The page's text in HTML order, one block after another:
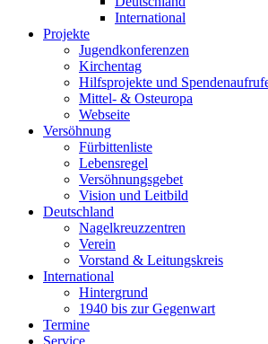
International
Projekte
Jugendkonferenzen
Kirchentag
Hilfsprojekte und
Mittel- & Osteuropa
Webseite
Versöhnung
Fürbittenliste
Lebensregel
Versöhnungsgebet
Vision und Leitbild
Deutschland
Nagelkreuzzentren
Verein
Vorstand & Leitungskreis
International
Hintergrund
1940 bis zur Gegenwart
Termine
Service